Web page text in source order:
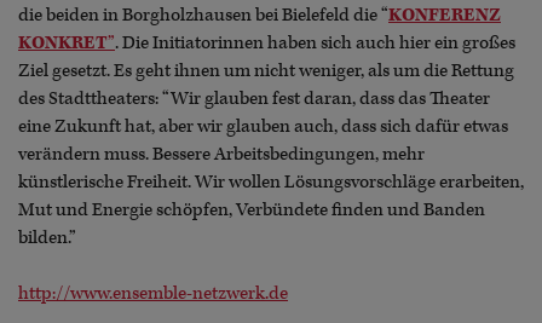
die beiden in Borgholzhausen bei Bielefeld die “KONFERENZ
KONKRET”. Die Initiatorinnen haben sich auch hier ein großes
Ziel gesetzt. Es geht ihnen um nicht weniger, als um die Rettung
des Stadttheaters: “Wir glauben fest daran, dass das Theater
eine Zukunft hat, aber wir glauben auch, dass sich dafür etwas
verändern muss. Bessere Arbeitsbedingungen, mehr
künstlerische Freiheit. Wir wollen Lösungsvorschläge erarbeiten,
Mut und Energie schöpfen, Verbündete finden und Banden
bilden.”
http://www.ensemble-netzwerk.de